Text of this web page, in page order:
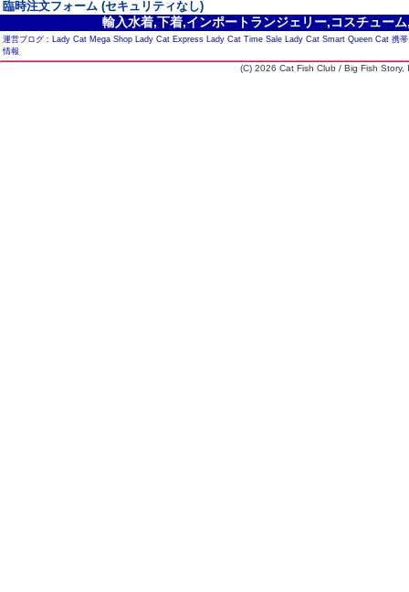
臨時注文フォーム (セキュリティなし)
輸入水着,下着,インポートランジェリー,コスチュー
運営ブログ : Lady Cat Mega Shop Lady Cat Express Lady Cat Time Sale Lady Cat Smart Queen Cat 携
情報
(C) 2026 Cat Fish Club / Big Fish Story,